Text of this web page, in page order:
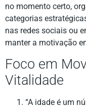
no momento certo,
categorias
nas redes sociais ou
manter a motivação
Foco em
Vitalidade
“A idade é um